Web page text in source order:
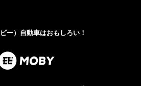
ー）自動車はおもしろい！